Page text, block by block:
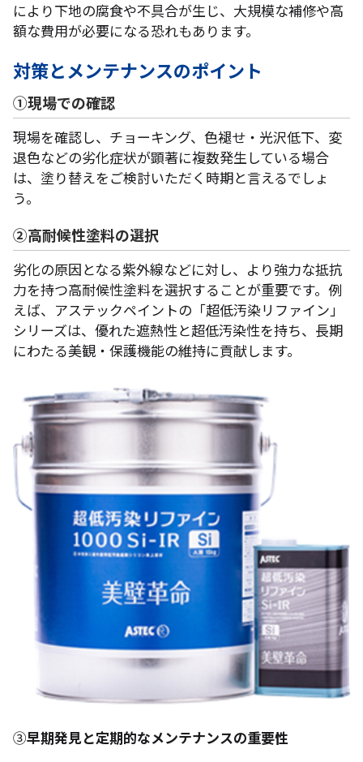
により下地の腐食や不具合が生じ、大規模な補修や高
額な費用が必要になる恐れもあります。
対策とメンテナンスのポイント
①現場での確認
現場を確認し、チョーキング、色褪せ・光沢低下、変
退色などの劣化症状が顕著に複数発生している場合
は、塗り替えをご検討いただく時期と言えるでしょ
う。
②高耐候性塗料の選択
劣化の原因となる紫外線などに対し、より強力な抵抗
力を持つ高耐候性塗料を選択することが重要です。例
えば、アステックペイントの「超低汚染リファイン」
シリーズは、優れた遮熱性と超低汚染性を持ち、長期
にわたる美観・保護機能の維持に貢献します。
③早期発見と定期的なメンテナンスの重要性